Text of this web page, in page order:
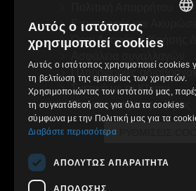
Επιστροφές και
Όροι Αγοράς & Χρήσης
Πληροφορίες
Σχετικά με τη Klarna
Επικοινωνήστε μαζί μας
Αυτός ο ιστότοπος
χρησιμοποιεί cookies
Αυτός ο ιστότοπος χρησιμοποιεί cookies
τη βελτίωση της εμπειρίας των χρηστών.
Χρησιμοποιώντας τον ιστότοπό μας,
τη συγκατάθεσή σας για όλα τα cookies
σύμφωνα με την Πολιτική μας για τα
Διαβάστε περισσότερα
ΑΠΟΛΎΤΩΣ ΑΠΑΡΑΊΤΗΤΑ
ΑΠΌΔΟΣΗΣ